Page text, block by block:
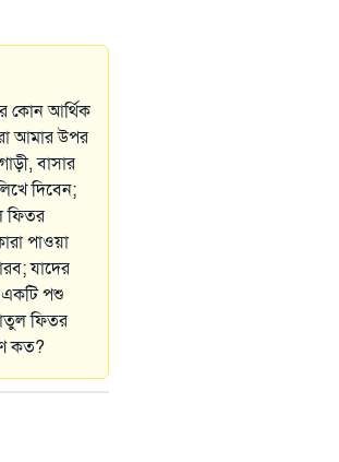
কোন আর্থিক
আমার উপর
বাসার
দিবেন;
ফিতর
পাওয়া
যাদের
একটি পশু
ফিতর
কত?